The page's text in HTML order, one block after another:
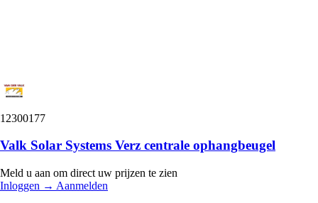
12300177
Valk Solar Systems Verz centrale ophangbeugel
Meld u aan om direct uw prijzen te zien
Inloggen → Aanmelden